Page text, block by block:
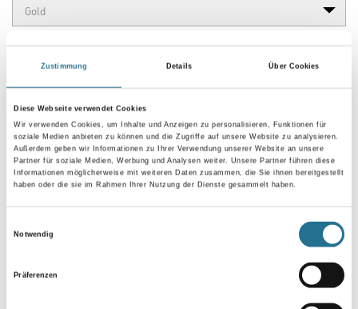
Zustimmung Details Über Cookies
Diese Webseite verwendet Cookies
Wir verwenden Cookies, um Inhalte und Anzeigen zu personalisieren, Funktionen für
soziale Medien anbieten zu können und die Zugriffe auf unsere Website zu analysieren.
Außerdem geben wir Informationen zu Ihrer Verwendung unserer Website an unsere
Partner für soziale Medien, Werbung und Analysen weiter. Unsere Partner führen diese
Informationen möglicherweise mit weiteren Daten zusammen, die Sie ihnen bereitgestellt
haben oder die sie im Rahmen Ihrer Nutzung der Dienste gesammelt haben.
Notwendig
Präferenzen
Glanzgrad
Gebinde
Umrechnungsfaktoren